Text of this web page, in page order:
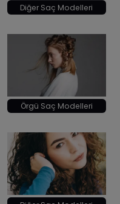
Diğer Saç Modelleri
Örgü Saç Modelleri